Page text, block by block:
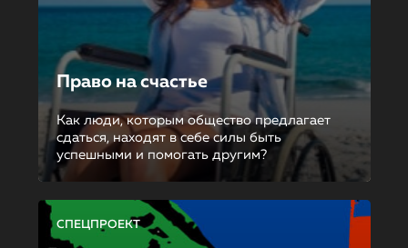
Право на счастье
Как люди, которым общество предлагает
сдаться, находят в себе силы быть
успешными и помогать другим?
СПЕЦПРОЕКТ